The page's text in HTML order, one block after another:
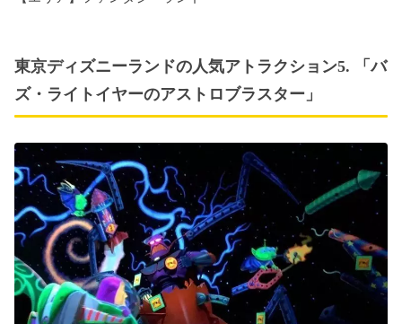
東京ディズニーランドの人気アトラクション5. 「バ
ズ・ライトイヤーのアストロブラスター」